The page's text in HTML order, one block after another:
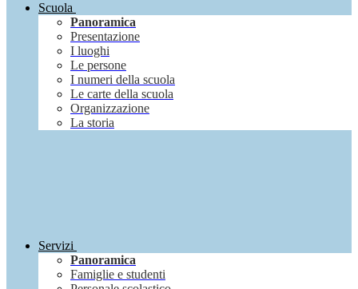
Scuola
Panoramica
Presentazione
I luoghi
Le persone
I numeri della scuola
Le carte della scuola
Organizzazione
La storia
Servizi
Panoramica
Famiglie e studenti